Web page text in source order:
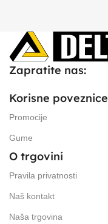
Zapratite nas:
Korisne poveznice
Promocije
Gume
O trgovini
Pravila privatnosti
Naš kontakt
Naša trgovina